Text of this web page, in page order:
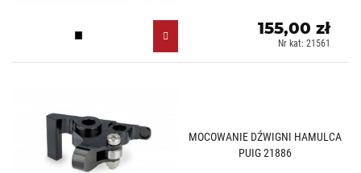
Czarny (N)
155,00 zł
Nr kat: 21561
MOCOWANIE DŹWIGNI HAMULCA
PUIG 21886